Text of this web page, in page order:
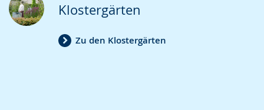
Klostergärten
Zu den Klostergärten